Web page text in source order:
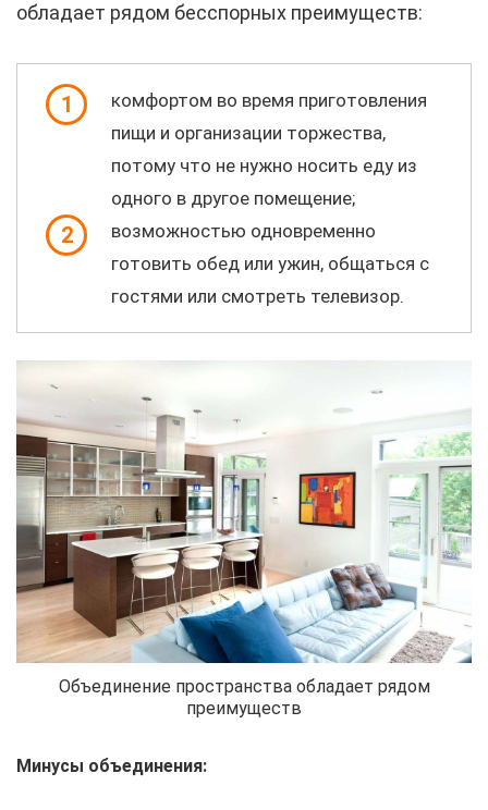
обладает рядом бесспорных преимуществ:
1
комфортом во время приготовления
пищи и организации торжества,
потому что не нужно носить еду из
одного в другое помещение;
2
возможностью одновременно
готовить обед или ужин, общаться с
гостями или смотреть телевизор.
Объединение пространства обладает рядом
преимуществ
Минусы объединения: